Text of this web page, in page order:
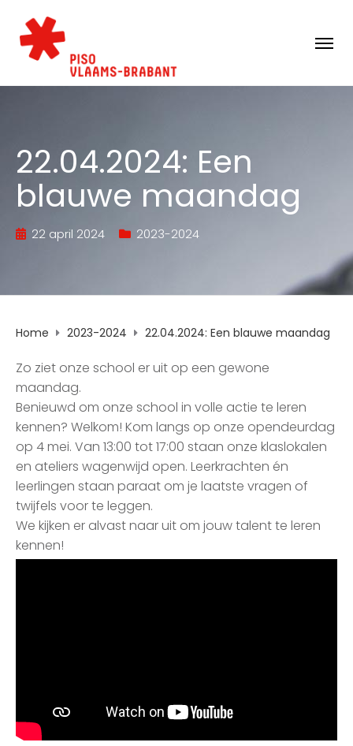
22.04.2024: Een
blauwe maandag
22 april 2024 2023-2024
Home 2023-2024 22.04.2024: Een blauwe maandag
Zo ziet onze school er uit op een gewone
maandag.
Benieuwd om onze school in volle actie te leren
kennen? Welkom! Kom langs op onze opendeurdag
op 4 mei. Van 13:00 tot 17:00 staan onze klaslokalen
en ateliers wagenwijd open. Leerkrachten én
leerlingen staan paraat om je laatste vragen of
twijfels voor te leggen.
We kijken er alvast naar uit om jouw talent te leren
kennen!